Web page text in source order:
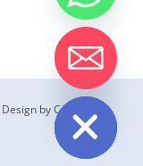
Design by CemUyguc
Hide
chaty